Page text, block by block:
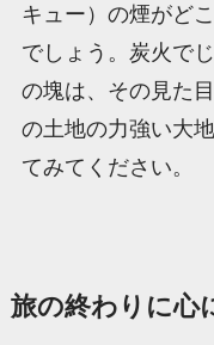
キュー）の煙がど
でしょう。炭火で
の塊は、その見た
の土地の力強い大
てみてください。
旅の終わりに心